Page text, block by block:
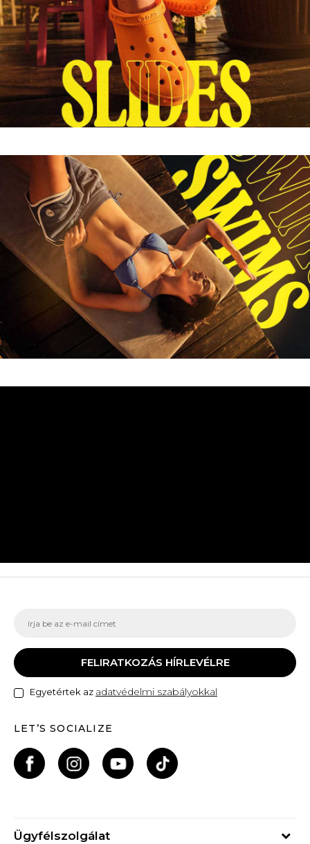
FELIRATKOZÁS HÍRLEVÉLRE
Egyetértek az adatvédelmi szabályokkal
LET’S SOCIALIZE
Ügyfélszolgálat